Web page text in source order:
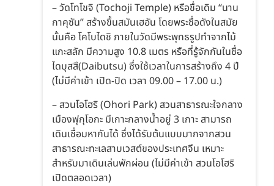
– วัดโทโชจิ (Tochoji Temple) หรือชื่อเดิม “นาน
กาคุซัน” สร้างขึ้นสมันเฮอัน โดยพระชื่อดังในสมัย
นั้นคือ โคโบไดชิ ภายในวัดมีพระพุทธรูปทำจากไม้
แกะสลัก มีความสูง 10.8 เมตร หรือที่รู้จักกันในชื่อ
ไดบุสสึ(Daibutsu) ซึ่งใช้เวลาในการสร้างถึง 4 ปี
(ไม่มีค่าเข้า เปิด-ปิด เวลา 09.00 – 17.00 น.)
– สวนโอโฮริ (Ohori Park) สวนสาธารณะใจกลาง
เมืองฟุกุโอกะ มีเกาะกลางน้ำอยู่ 3 เกาะ สามารถ
เดินเชื่อมหากันได้ ซึ่งได้รับต้นแบบมากจากสวน
สาธารณะทะเลสาบเวสต์ของประเทศจีน เหมาะ
สำหรับมาเดินเล่นพักผ่อน (ไม่มีค่าเข้า สวนโอโฮริ
เปิดตลอดเวลา)